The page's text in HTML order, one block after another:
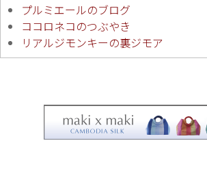
プルミエールのブログ
ココロネコのつぶやき
リアルジモンキーの裏ジモア